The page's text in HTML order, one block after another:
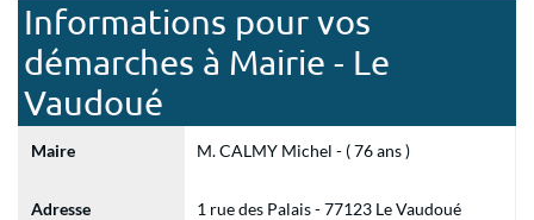
Informations pour vos
démarches à Mairie - Le
Vaudoué
Maire M. CALMY Michel - ( 76 ans )
Adresse 1 rue des Palais - 77123 Le Vaudoué